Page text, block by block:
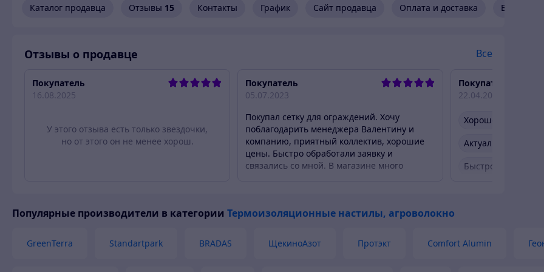
•Материал легко укладывается в горизонтальных и вертикальных конструкциях и не требует специальных
Целесообразность использования:
Каталог продавца Отзывы 15 Контакты График Сайт продавца Оплата и доставка Возврат и
Отзывы о продавце Все
Покупатель
16.08.2025
У этого отзыва есть только звездочки,
но от этого он не менее хорош.
Покупатель
05.07.2023
Покупал сетку для ограждений. Хочу
поблагодарить менеджера Валентину и
компанию, приятный коллектив, хорошие
цены. Быстро обработали заявку и
связались со мной. В магазине много
Покупатель
22.04.2023
Хорошее
Актуальное
Быстро связались
Популярные производители в категории Термоизоляционные настилы, агроволокно
GreenTerra Standartpark BRADAS ЩекиноАзот Протэкт Comfort Alumin